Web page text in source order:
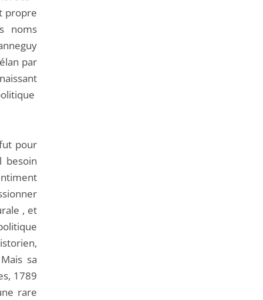
propre
noms
par
pour
besoin
, et
sa
1789
rare